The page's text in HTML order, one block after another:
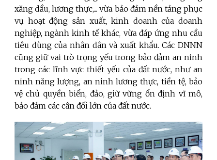
xăng dầu, lương thực,... vừa bảo đảm nền tảng phục
vụ hoạt động sản xuất, kinh doanh của doanh
nghiệp, ngành kinh tế khác, vừa đáp ứng nhu cầu
tiêu dùng của nhân dân và xuất khẩu. Các DNNN
cũng giữ vai trò trọng yếu trong bảo đảm an ninh
trong các lĩnh vực thiết yếu của đất nước, như an
ninh năng lượng, an ninh lương thực, tiền tệ, bảo
vệ chủ quyền biển, đảo, giữ vững ổn định vĩ mô,
bảo đảm các cân đối lớn của đất nước.